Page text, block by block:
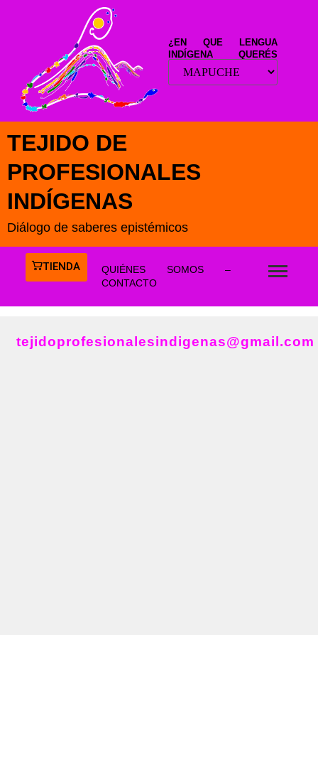
¿EN QUE LENGUA
INDÍGENA QUERÉS
LEER ESTE SITIO?
TEJIDO DE
PROFESIONALES
INDÍGENAS
Diálogo de saberes epistémicos
TIENDA
QUIÉNES SOMOS –
CONTACTO
tejidoprofesionalesindigenas@gmail.com